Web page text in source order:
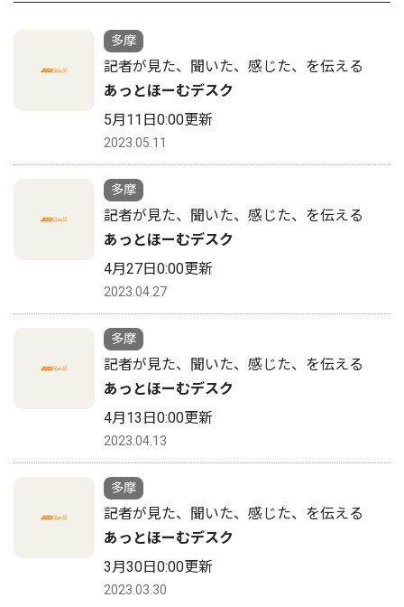
多摩
記者が見た、聞いた、感じた、を伝える
あっとほーむデスク
5月11日0:00更新
2023.05.11
多摩
記者が見た、聞いた、感じた、を伝える
あっとほーむデスク
4月27日0:00更新
2023.04.27
多摩
記者が見た、聞いた、感じた、を伝える
あっとほーむデスク
4月13日0:00更新
2023.04.13
多摩
記者が見た、聞いた、感じた、を伝える
あっとほーむデスク
3月30日0:00更新
2023.03.30